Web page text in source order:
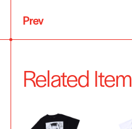
Prev
Related Item